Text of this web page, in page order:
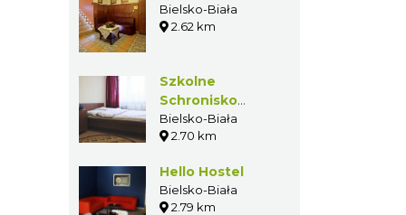
Skarpie
Bielsko-Biała
Szkolne
Schronisko
Młodzieżowe
PTSM Bolka i
Bielsko-Biała
2.70 km
Hello Hostel
Bielsko-Biała
2.79 km